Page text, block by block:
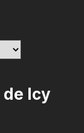
Icy